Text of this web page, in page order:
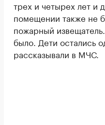
трех и четырех лет и
помещении также не
пожарный
было. Дети остались
рассказывали в МЧС.